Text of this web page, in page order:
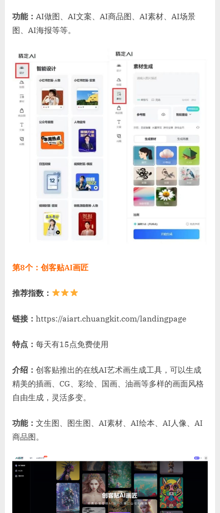
功能： AI做图、AI文案、AI商品图、AI素材、AI场景
图、AI海报等等。
第8个：创客贴AI画匠
推荐指数：
链接： https://aiart.chuangkit.com/landingpage
特点： 每天有15点免费使用
介绍： 创客贴推出的在线AI艺术画生成工具，可以生成
精美的插画、CG、彩绘、国画、油画等多样的画面风格
自由生成，灵活多变。
功能： 文生图、图生图、AI素材、AI绘本、AI人像、AI
商品图。